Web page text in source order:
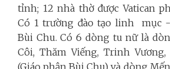
tỉnh; 12 nhà thờ được Vatican
Có 1 trường đào tạo linh mục
Bùi Chu. Có 6 dòng tu nữ là
Côi, Thăm Viếng, Trinh
(Giáo phận Bùi Chu) và dòng